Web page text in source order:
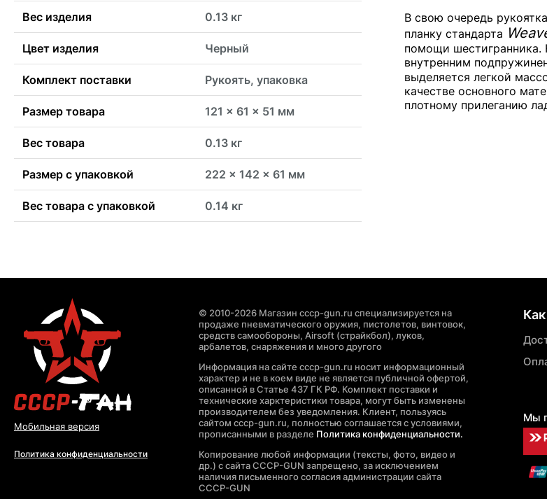
Вес изделия 0.13 кг
Цвет изделия Черный
Комплект поставки Рукоять, упаковка
Размер товара 121 x 61 x 51 мм
Вес товара 0.13 кг
Размер с упаковкой 222 x 142 x 61 мм
Вес товара с упаковкой 0.14 кг
В свою очередь
планку стандарта
помощи шестигранника.
внутренним
выделяется легкой
качестве основного
плотному прилеганию
Мобильная версия
Политика конфиденциальности
© 2010-2026 Магазин cccp-gun.ru специализируется на
продаже пневматического оружия, пистолетов, винтовок,
средств самообороны, Airsoft (страйкбол), луков,
арбалетов, снаряжения и много другого
Информация на сайте cccp-gun.ru носит информационный
характер и не в коем виде не является публичной офертой,
описанной в Статье 437 ГК РФ. Комплект поставки и
технические харктеристики товара, могут быть изменены
производителем без уведомления. Клиент, пользуясь
сайтом cccp-gun.ru, полностью соглашается с условиями,
прописанными в разделе Политика конфиденциальности.
Копирование любой информации (тексты, фото, видео и
др.) с сайта CCCP-GUN запрещено, за исключением
наличия письменного согласия администрации сайта
CCCP-GUN
Мы